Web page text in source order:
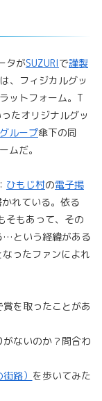
タがSUZURIで謹製
、フィジカルグッ
ットフォーム。T
たオリジナルグッ
ループ傘下の同
ムだ。
ひもじ村の電子掲
れている。依る
そもあって、その
…という経緯がある
ったファンによれ
を取ったことがあ
がないのか？問合わ
路） を歩いてみた